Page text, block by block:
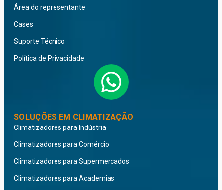
Área do representante
Cases
Suporte Técnico
Política de Privacidade
SOLUÇÕES EM CLIMATIZAÇÃO
Climatizadores para Indústria
Climatizadores para Comércio
Climatizadores para Supermercados
Climatizadores para Academias